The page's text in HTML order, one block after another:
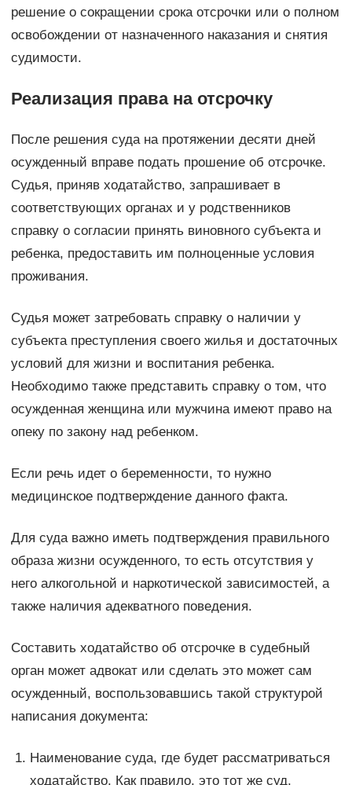
решение о сокращении срока отсрочки или о полном
освобождении от назначенного наказания и снятия
судимости.
Реализация права на отсрочку
После решения суда на протяжении десяти дней
осужденный вправе подать прошение об отсрочке.
Судья, приняв ходатайство, запрашивает в
соответствующих органах и у родственников
справку о согласии принять виновного субъекта и
ребенка, предоставить им полноценные условия
проживания.
Судья может затребовать справку о наличии у
субъекта преступления своего жилья и достаточных
условий для жизни и воспитания ребенка.
Необходимо также представить справку о том, что
осужденная женщина или мужчина имеют право на
опеку по закону над ребенком.
Если речь идет о беременности, то нужно
медицинское подтверждение данного факта.
Для суда важно иметь подтверждения правильного
образа жизни осужденного, то есть отсутствия у
него алкогольной и наркотической зависимостей, а
также наличия адекватного поведения.
Составить ходатайство об отсрочке в судебный
орган может адвокат или сделать это может сам
осужденный, воспользовавшись такой структурой
написания документа:
Наименование суда, где будет рассматриваться
ходатайство. Как правило, это тот же суд,